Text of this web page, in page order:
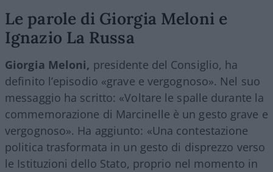
Le parole di Giorgia Meloni e
Ignazio La Russa
Giorgia Meloni, presidente del Consiglio, ha
definito l’episodio «grave e vergognoso». Nel suo
messaggio ha scritto: «Voltare le spalle durante la
commemorazione di Marcinelle è un gesto grave e
vergognoso». Ha aggiunto: «Una contestazione
politica trasformata in un gesto di disprezzo verso
le Istituzioni dello Stato, proprio nel momento in